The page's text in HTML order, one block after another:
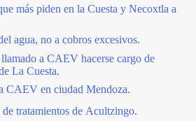
más piden en la Cuesta y Necoxtla a
agua, no a cobros excesivos.
a CAEV hacerse cargo de
La Cuesta.
CAEV en ciudad Mendoza.
de tratamientos de Acultzingo.